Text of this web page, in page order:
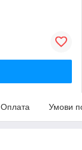
Оплата Умови